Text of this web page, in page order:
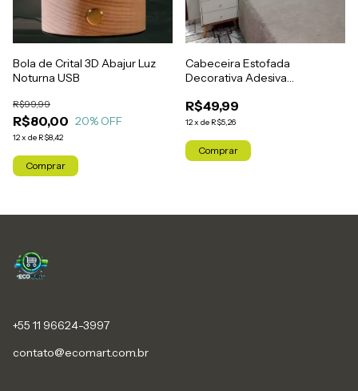
Bola de Crital 3D Abajur Luz
Noturna USB
R$80,00
R$99,99
20% OFF
12x de R$8,42
Comprar
Cabeceira Estofada
Decorativa Adesiva
40x30cm
R$49,99
12x de R$5,26
Comprar
+55 11 96624-3997
contato@ecomart.com.br